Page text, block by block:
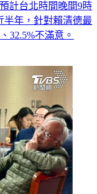
計台北時間晚間9時
半年，針對賴清德最
32.5%不滿意。